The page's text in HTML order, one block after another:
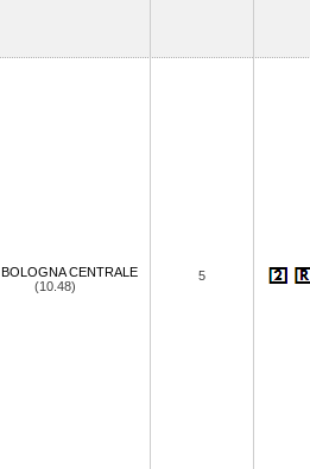
BOLOGNA CENTRALE
(10.48)
5